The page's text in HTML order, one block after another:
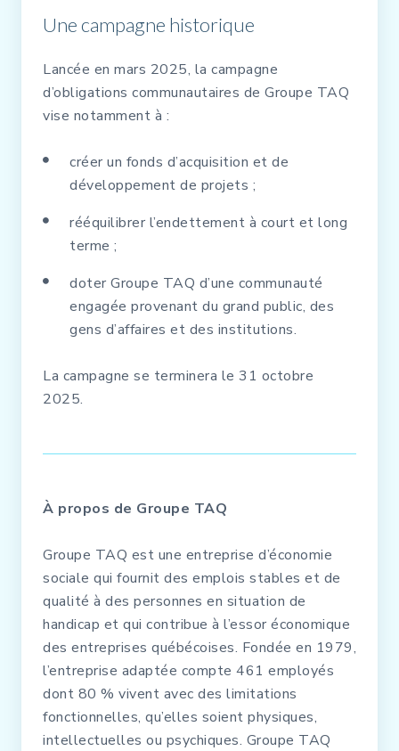
Une campagne historique
Lancée en mars 2025, la campagne
d’obligations communautaires de Groupe TAQ
vise notamment à :
créer un fonds d’acquisition et de
développement de projets ;
rééquilibrer l’endettement à court et long
terme ;
doter Groupe TAQ d’une communauté
engagée provenant du grand public, des
gens d’affaires et des institutions.
La campagne se terminera le 31 octobre
2025.
À propos de Groupe TAQ
Groupe TAQ est une entreprise d’économie
sociale qui fournit des emplois stables et de
qualité à des personnes en situation de
handicap et qui contribue à l’essor économique
des entreprises québécoises. Fondée en 1979,
l’entreprise adaptée compte 461 employés
dont 80 % vivent avec des limitations
fonctionnelles, qu’elles soient physiques,
intellectuelles ou psychiques. Groupe TAQ